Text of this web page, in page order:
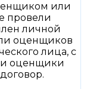
или
провели
личной
оценщиков
лица, с
оценщики